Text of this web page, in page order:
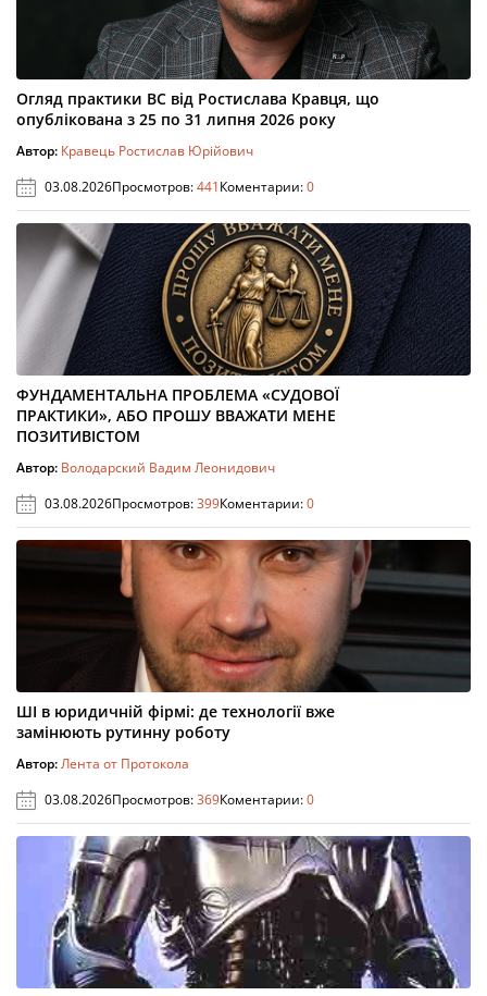
Огляд практики ВС від Ростислава Кравця, що
опублікована з 25 по 31 липня 2026 року
Автор: Кравець Ростислав Юрійович
03.08.2026Просмотров:441Коментарии:0
ФУНДАМЕНТАЛЬНА ПРОБЛЕМА «СУДОВОЇ
ПРАКТИКИ», АБО ПРОШУ ВВАЖАТИ МЕНЕ
ПОЗИТИВІСТОМ
Автор: Володарский Вадим Леонидович
03.08.2026Просмотров:399Коментарии:0
ШІ в юридичній фірмі: де технології вже
замінюють рутинну роботу
Автор:Лента от Протокола
03.08.2026Просмотров:369Коментарии:0